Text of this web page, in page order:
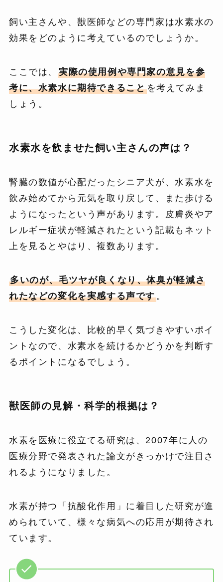
飼い主さんや、獣医師などの専門家は水素水の
効果をどのように考えているのでしょうか。
ここでは、 実際の使用例や専門家の意見を参
考に、水素水に期待できることを考えてみま
しょう。
水素水を飲ませた飼い主さんの声は？
腎臓の数値が心配だったシニア犬が、水素水を
飲み始めてから元気を取り戻して、また歩ける
ようになったという声があります。皮膚炎やア
レルギー症状が軽減されたという記載もネット
上を見るとやはり、複数あります。
多いのが、毛ツヤが良くなり、体臭が軽減さ
れたなどの変化を実感する声です。
こうした変化は、比較的早く気づきやすいポイ
ントなので、水素水を続けるかどうかを判断す
るポイントになるでしょう。
獣医師の見解・科学的根拠は？
水素を医療に役立てる研究は、2007年に人の
医療分野で発表された論文がきっかけで注目さ
れるようになりました。
水素が持つ「抗酸化作用」に着目した研究が進
められていて、様々な病気への応用が期待され
ています。